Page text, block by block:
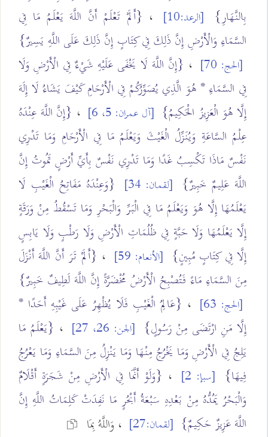
بِالنَّهَارِ} [الرعد:10] ، {أَلَمْ تَعْلَمْ أَنَّ اللَّهَ يَعْلَمُ مَا فِي
السَّمَاءِ وَالْأَرْضِ إِنَّ ذَلِكَ فِي كِتَابٍ إِنَّ ذَلِكَ عَلَى اللَّهِ يَسِيرٌ}
[الحج: 70] ، {إِنَّ اللَّهَ لَا يَخْفَى عَلَيْهِ شَيْءٌ فِي الْأَرْضِ وَلَا
فِي السَّمَاءِ * هُوَ الَّذِي يُصَوِّرُكُمْ فِي الْأَرْحَامِ كَيْفَ يَشَاءُ لَا إِلَهَ
إِلَّا هُوَ الْعَزِيزُ الْحَكِيمُ} [آل عمران: 5، 6] ، {إِنَّ اللَّهَ عِنْدَهُ
عِلْمُ السَّاعَةِ وَيُنَزِّلُ الْغَيْثَ وَيَعْلَمُ مَا فِي الْأَرْحَامِ وَمَا تَدْرِي
نَفْسٌ مَاذَا تَكْسِبُ غَدًا وَمَا تَدْرِي نَفْسٌ بِأَيِّ أَرْضٍ تَمُوتُ إِنَّ
اللَّهَ عَلِيمٌ خَبِيرٌ} [لقمان: 34]
{وَعِنْدَهُ مَفَاتِحُ الْغَيْبِ لَا
يَعْلَمُهَا إِلَّا هُوَ وَيَعْلَمُ مَا فِي الْبَرِّ وَالْبَحْرِ وَمَا تَسْقُطُ مِنْ وَرَقَةٍ
إِلَّا يَعْلَمُهَا وَلَا حَبَّةٍ فِي ظُلُمَاتِ الْأَرْضِ وَلَا رَطْبٍ وَلَا يَابِسٍ
إِلَّا فِي كِتَابٍ مُبِينٍ} [الأنعام: 59] ، {أَلَمْ تَرَ أَنَّ اللَّهَ أَنْزَلَ
مِنَ السَّمَاءِ مَاءً فَتُصْبِحُ الْأَرْضُ مُخْضَرَّةً إِنَّ اللَّهَ لَطِيفٌ خَبِيرٌ}
[الحج: 63] ، {عَالِمُ الْغَيْبِ فَلَا يُظْهِرُ عَلَى غَيْبِهِ أَحَدًا *
إِلَّا مَنِ ارْتَضَى مِنْ رَسُولٍ} [الجن: 26، 27] ، {يَعْلَمُ مَا
يَلِجُ فِي الْأَرْضِ وَمَا يَخْرُجُ مِنْهَا وَمَا يَنْزِلُ مِنَ السَّمَاءِ وَمَا يَعْرُجُ
فِيهَا} [سبإ: 2] ، {وَلَوْ أَنَّمَا فِي الْأَرْضِ مِنْ شَجَرَةٍ أَقْلَامٌ
وَالْبَحْرُ يَمُدُّهُ مِنْ بَعْدِهِ سَبْعَةُ أَبْحُرٍ مَا نَفِدَتْ كَلِمَاتُ اللَّهِ إِنَّ
اللَّهَ عَزِيزٌ حَكِيمٌ} [لقمان:27] ، وَاللَّهُ بِمَا